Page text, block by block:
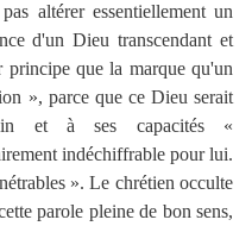
altérer essentiellement un
d'un Dieu transcendant et
que la marque qu'un
», parce que ce Dieu serait
et à ses capacités «
indéchiffrable pour lui.
». Le chrétien occulte
parole pleine de bon sens,